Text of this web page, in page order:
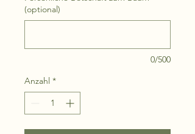
(optional)
0/500
Anzahl *